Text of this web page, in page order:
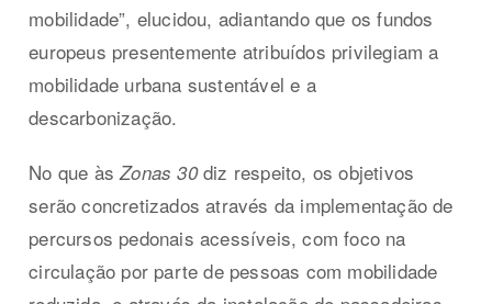
mobilidade”, elucidou, adiantando que os fundos
europeus presentemente atribuídos privilegiam a
mobilidade urbana sustentável e a
descarbonização.
No que àsZonas 30diz respeito, os objetivos
serão concretizados através da implementação de
percursos pedonais acessíveis, com foco na
circulação por parte de pessoas com mobilidade